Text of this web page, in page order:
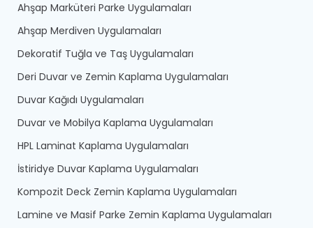
Ahşap Marküteri Parke Uygulamaları
Ahşap Merdiven Uygulamaları
Dekoratif Tuğla ve Taş Uygulamaları
Deri Duvar ve Zemin Kaplama Uygulamaları
Duvar Kağıdı Uygulamaları
Duvar ve Mobilya Kaplama Uygulamaları
HPL Laminat Kaplama Uygulamaları
İstiridye Duvar Kaplama Uygulamaları
Kompozit Deck Zemin Kaplama Uygulamaları
Lamine ve Masif Parke Zemin Kaplama Uygulamaları